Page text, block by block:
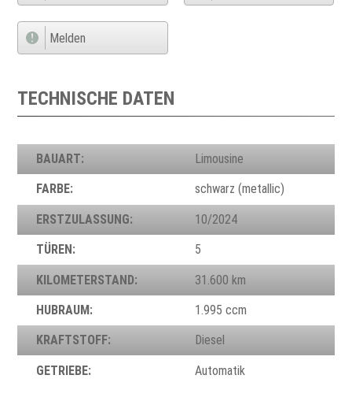
Melden
TECHNISCHE DATEN
BAUART: Limousine
FARBE: schwarz (metallic)
ERSTZULASSUNG: 10/2024
TÜREN: 5
KILOMETERSTAND: 31.600 km
HUBRAUM: 1.995 ccm
KRAFTSTOFF: Diesel
GETRIEBE: Automatik